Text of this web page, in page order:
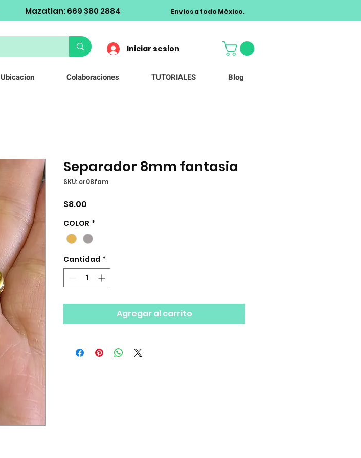
Mazatlan: 669 380 2884 Envios a todo México.
Iniciar sesion
Ubicacion Colaboraciones TUTORIALES Blog
Separador 8mm fantasia
SKU: cr08fam
$8.00
COLOR *
Cantidad *
Agregar al carrito